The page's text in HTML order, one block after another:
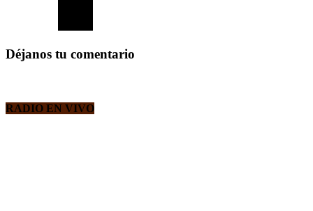
Déjanos tu comentario
RADIO EN VIVO